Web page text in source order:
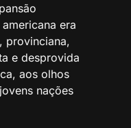
era
provinciana,
e desprovida
aos olhos
nações